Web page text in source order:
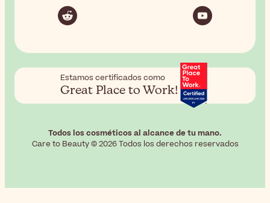
Estamos certificados como
Great Place to Work!
Todos los cosméticos al alcance de tu mano.
Care to Beauty © 2026 Todos los derechos reservados